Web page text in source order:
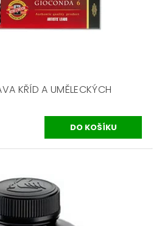
KŘÍD A UMĚLECKÝCH